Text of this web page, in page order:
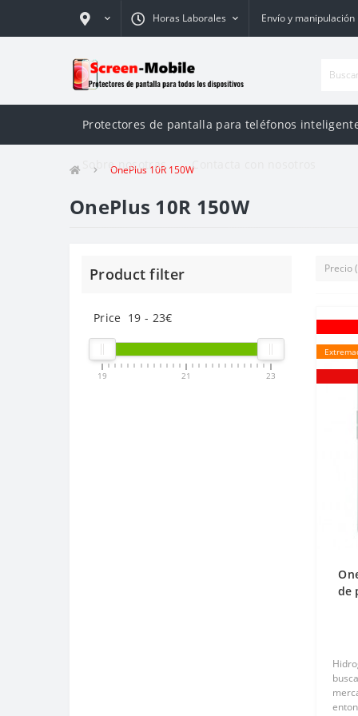
Horas Laborales Envío y manipulación
Protectores de pantalla para teléfonos
Sobre nosotras Contacta con nosotros
OnePlus 10R 150W
OnePlus 10R 150W
Product filter
Price 19 - 23€
19 21 23
de